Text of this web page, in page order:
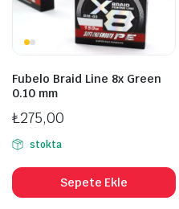
Fubelo Braid Line 8x Green
0.10 mm
₺275,00
stokta
Sepete Ekle